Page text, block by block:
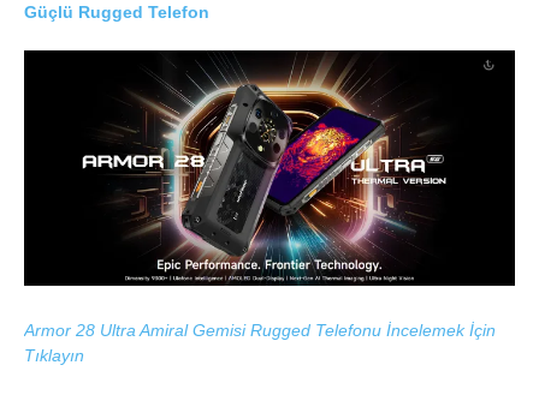
Güçlü Rugged Telefon
Armor 28 Ultra Amiral Gemisi Rugged Telefonu İncelemek İçin
Tıklayın